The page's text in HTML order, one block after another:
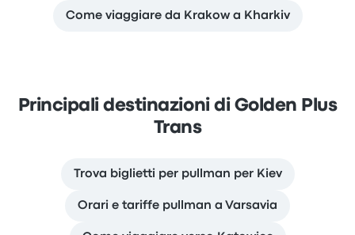
Come viaggiare da Krakow a Kharkiv
Principali destinazioni di Golden Plus
Trans
Trova biglietti per pullman per Kiev
Orari e tariffe pullman a Varsavia